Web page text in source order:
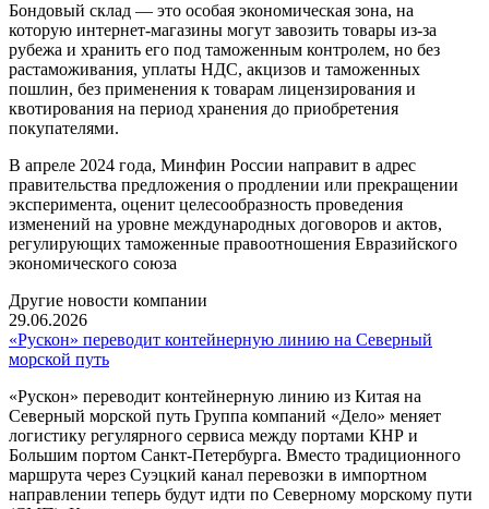
Бондовый склад — это особая экономическая зона, на
которую интернет-магазины могут завозить товары из-за
рубежа и хранить его под таможенным контролем, но без
растаможивания, уплаты НДС, акцизов и таможенных
пошлин, без применения к товарам лицензирования и
квотирования на период хранения до приобретения
покупателями.
В апреле 2024 года, Минфин России направит в адрес
правительства предложения о продлении или прекращении
эксперимента, оценит целесообразность проведения
изменений на уровне международных договоров и актов,
регулирующих таможенные правоотношения Евразийского
экономического союза
Другие новости компании
29.06.2026
«Рускон» переводит контейнерную линию на Северный
морской путь
«Рускон» переводит контейнерную линию из Китая на
Северный морской путь Группа компаний «Дело» меняет
логистику регулярного сервиса между портами КНР и
Большим портом Санкт-Петербурга. Вместо традиционного
маршрута через Суэцкий канал перевозки в импортном
направлении теперь будут идти по Северному морскому пути